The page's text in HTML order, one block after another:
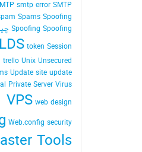
smtp error SMTP
Spams Spoofing
Spoofing Spoofing چیست
token Session
trello Unix Unsecured
Update site update
Private Server Virus
VPS web design
Web.config security
Tools